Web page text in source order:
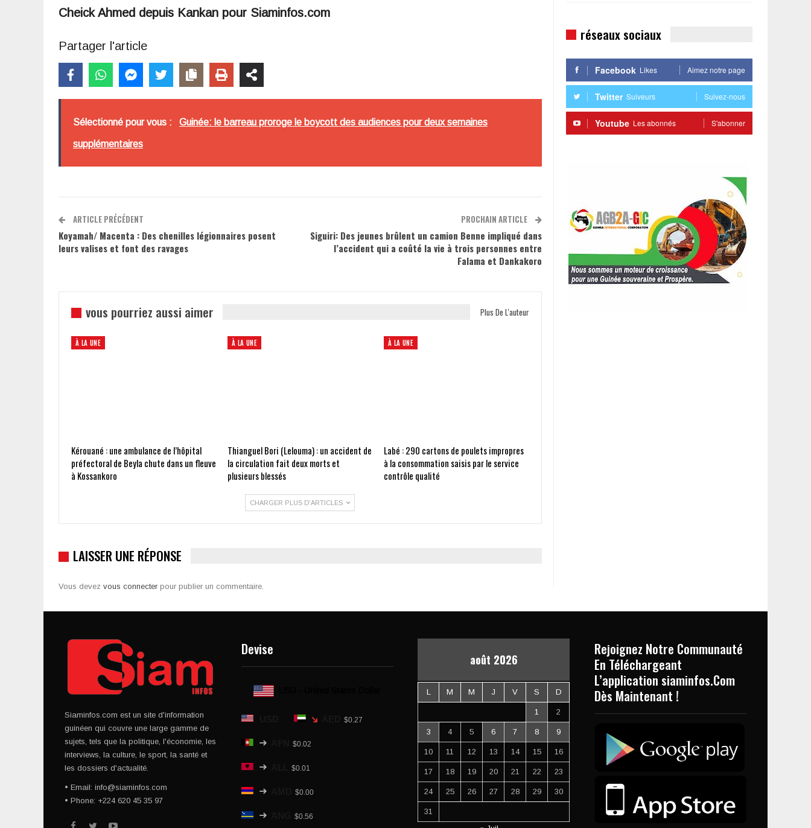
Cheick Ahmed depuis Kankan pour Siaminfos.com
Partager l'article
Sélectionné pour vous : Guinée: le barreau proroge le boycott des audiences pour deux semaines
supplémentaires
ARTICLE PRÉCÉDENT
Koyamah/ Macenta : Des chenilles légionnaires posent
leurs valises et font des ravages
PROCHAIN ARTICLE
Siguiri: Des jeunes brûlent un camion Benne impliqué dans
l’accident qui a coûté la vie à trois personnes entre
Falama et Dankakoro
vous pourriez aussi aimer Plus De L'auteur
À LA UNE
Kérouané : une ambulance de l’hôpital
préfectoral de Beyla chute dans un fleuve
à Kossankoro
À LA UNE
Thianguel Bori (Lelouma) : un accident de
la circulation fait deux morts et
plusieurs blessés
À LA UNE
Labé : 290 cartons de poulets impropres
à la consommation saisis par le service
contrôle qualité
CHARGER PLUS D'ARTICLES
LAISSER UNE RÉPONSE
Vous devez vous connecter pour publier un commentaire.
réseaux sociaux
Facebook Likes Aimez notre page
Twitter Suiveurs Suivez-nous
Youtube Les abonnés S'abonner
Siaminfos.com est un site d'information
guinéen qui couvre une large gamme de
sujets, tels que la politique, l'économie, les
interviews, la culture, le sport, la santé et
les dossiers d'actualité.
• Email: info@siaminfos.com
• Phone: +224 620 45 35 97
Devise
$0.27
$0.02
$0.01
$0.00
$0.56
août 2026
L M M J V S D
1 2
3 4 5 6 7 8 9
10 11 12 13 14 15 16
17 18 19 20 21 22 23
24 25 26 27 28 29 30
31
Rejoignez Notre Communauté
En Téléchargeant
L’application siaminfos.Com
Dès Maintenant !